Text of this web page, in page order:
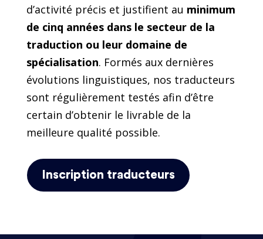
d’activité précis et justifient au minimum
de cinq années dans le secteur de la
traduction ou leur domaine de
spécialisation. Formés aux dernières
évolutions linguistiques, nos traducteurs
sont régulièrement testés afin d’être
certain d’obtenir le livrable de la
meilleure qualité possible.
Inscription traducteurs